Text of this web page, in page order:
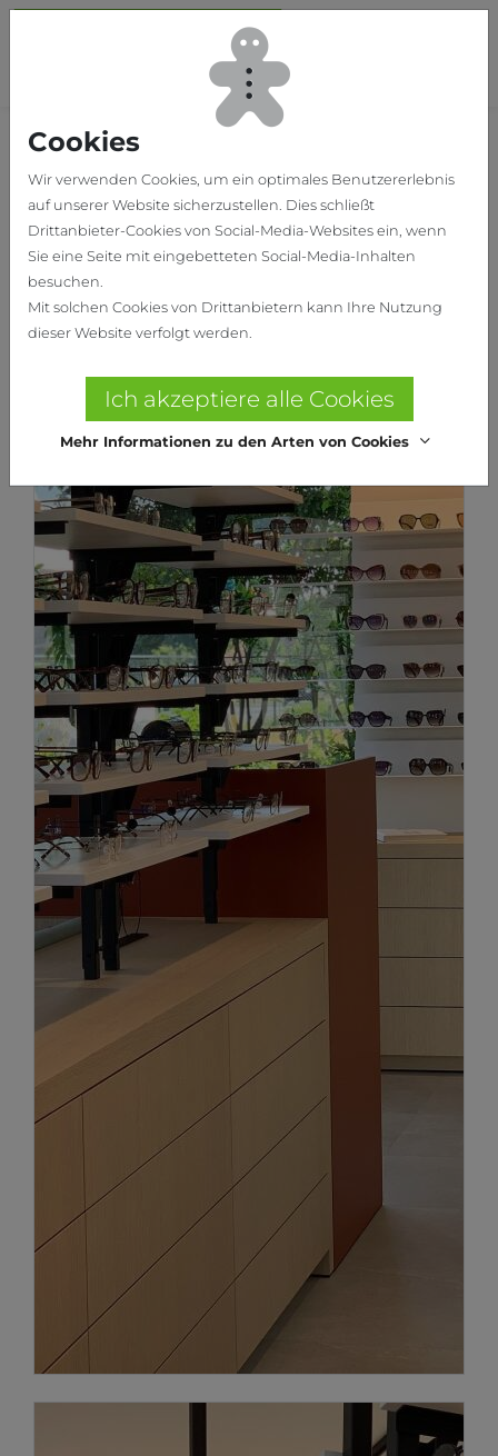
Home Unsere Projekte
Cookies
Wir verwenden Cookies, um ein optimales Benutzererlebnis
auf unserer Website sicherzustellen. Dies schließt
Drittanbieter-Cookies von Social-Media-Websites ein, wenn
Sie eine Seite mit eingebetteten Social-Media-Inhalten
besuchen.
Mit solchen Cookies von Drittanbietern kann Ihre Nutzung
dieser Website verfolgt werden.
Ich akzeptiere alle Cookies
Mehr Informationen zu den Arten von Cookies